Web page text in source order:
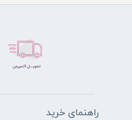
راهنمای خرید